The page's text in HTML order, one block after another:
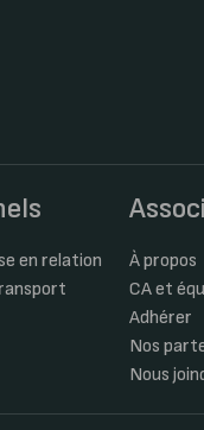
en relation
À propos
CA et
Adhérer
Nos
Nous